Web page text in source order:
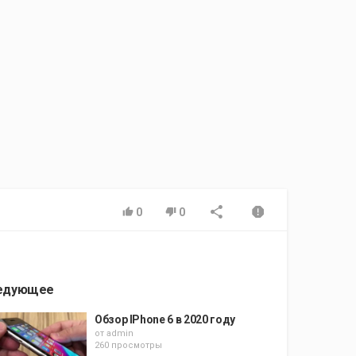
0 0
Обзор IPhone 6 в 2020 году
от admin
260 просмотры